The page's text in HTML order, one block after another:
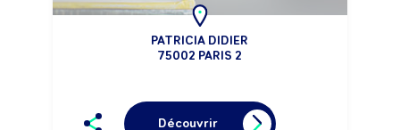
PATRICIA DIDIER
75002 PARIS 2
Découvrir